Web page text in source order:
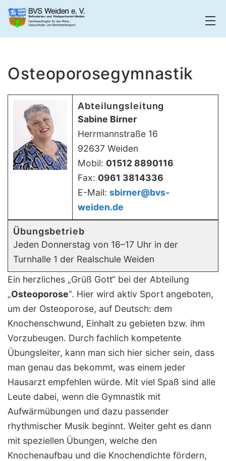
Zum
Inhalt
springen
Osteoporosegymnastik
Abteilungsleitung
Sabine Birner
Herrmannstraße 16
92637 Weiden
Mobil: 01512 8890116
Fax: 0961 3814336
E-Mail: sbirner@bvs-
weiden.de
Übungsbetrieb
Jeden Donnerstag von 16–17 Uhr in der
Turnhalle 1 der Realschule Weiden
Ein herzliches „Grüß Gott“ bei der Abteilung
„Osteoporose“. Hier wird aktiv Sport angeboten,
um der Osteoporose, auf Deutsch: dem
Knochenschwund, Einhalt zu gebieten bzw. ihm
Vorzubeugen. Durch fachlich kompetente
Übungsleiter, kann man sich hier sicher sein, dass
man genau das bekommt, was einem jeder
Hausarzt empfehlen würde. Mit viel Spaß sind alle
Leute dabei, wenn die Gymnastik mit
Aufwärmübungen und dazu passender
rhythmischer Musik beginnt. Weiter geht es dann
mit speziellen Übungen, welche den
Knochenaufbau und die Knochendichte fördern,